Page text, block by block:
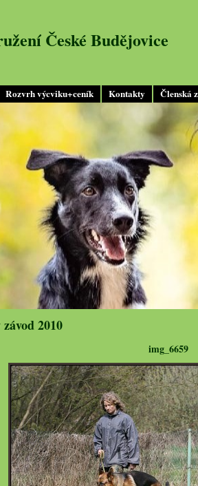
Rozvrh výcviku+ceník Kontakty Členská
České Budějovice
2010
img_6659